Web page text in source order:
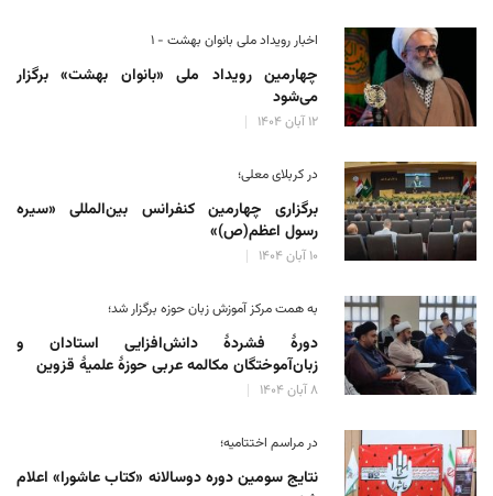
اخبار رویداد ملی بانوان بهشت - ۱
چهارمین رویداد ملی «بانوان بهشت» برگزار
می‌شود
۱۲ آبان ۱۴۰۴
در کربلای معلی؛
برگزاری چهارمین کنفرانس بین‌المللی «سیره
رسول اعظم(ص)»
۱۰ آبان ۱۴۰۴
به همت مرکز آموزش زبان حوزه‌ برگزار شد؛
دورهٔ فشردهٔ دانش‌افزایی استادان و
زبان‌آموختگان مکالمه عربی حوزهٔ علمیهٔ قزوین
۸ آبان ۱۴۰۴
در مراسم اختتامیه؛
نتایج سومین دوره‌ دوسالانه‌ «کتاب عاشورا» اعلام